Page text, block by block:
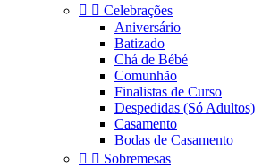
  Celebrações
Aniversário
Batizado
Chá de Bébé
Comunhão
Finalistas de Curso
Despedidas (Só Adultos)
Casamento
Bodas de Casamento
  Sobremesas